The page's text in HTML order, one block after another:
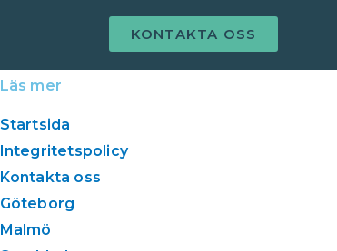
KONTAKTA OSS
Läs mer
Startsida
Integritetspolicy
Kontakta oss
Göteborg
Malmö